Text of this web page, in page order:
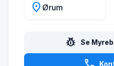
location_on Ørum
pest_control Se